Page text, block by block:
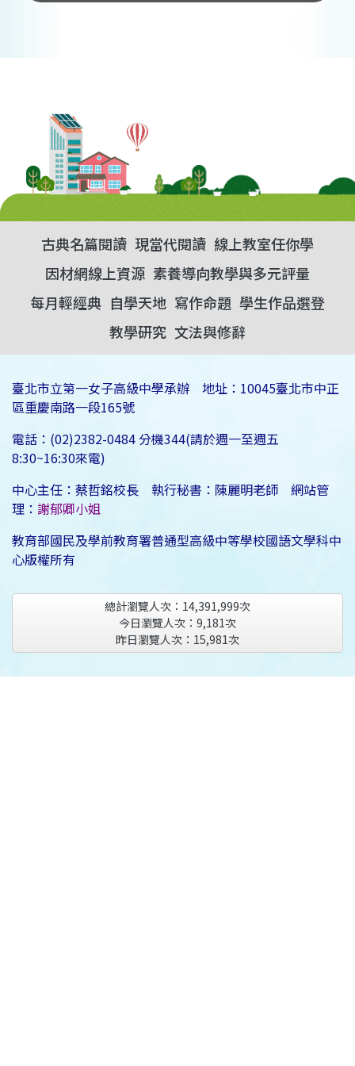
古典名篇閱讀 現當代閱讀 線上教室任你學
因材網線上資源 素養導向教學與多元評量
每月輕經典 自學天地 寫作命題 學生作品選登
教學研究 文法與修辭
臺北市立第一女子高級中學承辦 地址：10045臺北市中正
區重慶南路一段165號
電話：(02)2382-0484 分機344(請於週一至週五
8:30~16:30來電)
中心主任：蔡哲銘校長 執行秘書：陳麗明老師 網站管
理： 謝郁卿小姐
教育部國民及學前教育署普通型高級中等學校國語文學科中
心版權所有
總計瀏覽人次： 14,391,999次
今日瀏覽人次： 9,181次
昨日瀏覽人次： 15,981次